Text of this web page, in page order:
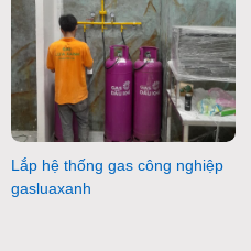
Lắp hệ thống gas công nghiệp
gasluaxanh